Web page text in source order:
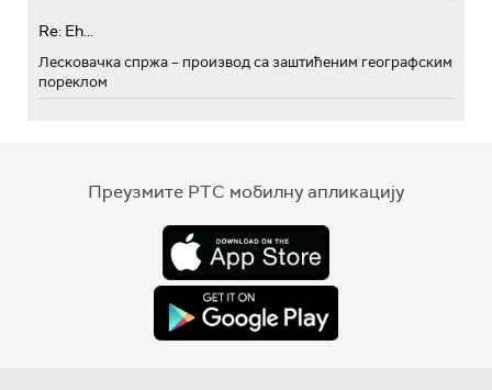
Re: Eh...
Лесковачка спржа – производ са заштићеним географским
пореклом
Преузмите РТС мобилну апликацију